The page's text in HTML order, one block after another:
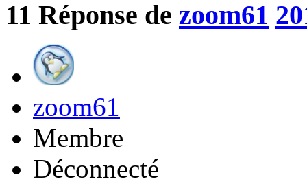
11 Réponse de zoom61
zoom61
Membre
Déconnecté